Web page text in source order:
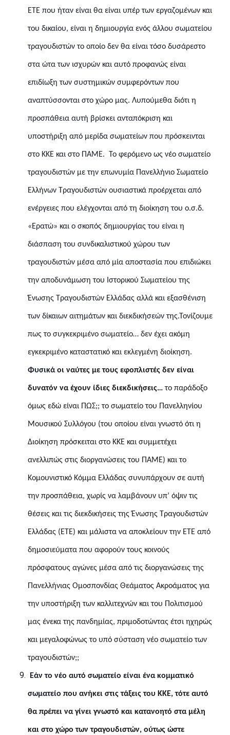
ΕΤΕ που ήταν είναι θα είναι υπέρ των εργαζομένων και
του δικαίου, είναι η δημιουργία ενός άλλου σωματείου
τραγουδιστών το οποίο δεν θα είναι τόσο δυσάρεστο
στα ώτα των ισχυρών και αυτό προφανώς είναι
επιδίωξη των συστημικών συμφερόντων που
αναπτύσσονται στο χώρο μας. Λυπούμεθα διότι η
προσπάθεια αυτή βρίσκει ανταπόκριση και
υποστήριξη από μερίδα σωματείων που πρόσκεινται
στο ΚΚΕ και στο ΠΑΜΕ. Το φερόμενο ως νέο σωματείο
τραγουδιστών με την επωνυμία Πανελλήνιο Σωματείο
Ελλήνων Τραγουδιστών ουσιαστικά προέρχεται από
ενέργειες που ελέγχονται από τη διοίκηση του ο.σ.δ.
«Ερατώ» και ο σκοπός δημιουργίας του είναι η
διάσπαση του συνδικαλιστικού χώρου των
τραγουδιστών μέσα από μία αποστασία που επιδιώκει
την αποδυνάμωση του Ιστορικού Σωματείου της
Ένωσης Τραγουδιστών Ελλάδας αλλά και εξασθένιση
των δίκαιων αιτημάτων και διεκδικήσεών της.Τονίζουμε
πωςτο συγκεκριμένο σωματείο… δεν έχει ακόμη
εγκεκριμένο καταστατικό και εκλεγμένη διοίκηση.
Φυσικάοι ναύτες με τους εφοπλιστές δεν είναι
δυνατόν να έχουν ίδιες διεκδικήσεις…το παράδοξο
όμως εδώ είναι ΠΩΣ;; το σωματείο του Πανελληνίου
Μουσικού Συλλόγου (του οποίου είναι γνωστό ότι η
Διοίκηση πρόσκειται στο ΚΚΕ και συμμετέχει
ανελλιπώς στις διοργανώσεις του ΠΑΜΕ) και το
Κομουνιστικό Κόμμα Ελλάδας συνυπάρχουν σε αυτή
την προσπάθεια, χωρίς να λαμβάνουν υπ’ όψιν τις
θέσεις και τις διεκδικήσεις της Ένωσης Τραγουδιστών
Ελλάδας (ΕΤΕ) και μάλιστα να αποκλείουν την ΕΤΕ από
δημοσιεύματα που αφορούν τους κοινούς
πρόσφατους αγώνες μέσα από τις διοργανώσεις της
Πανελλήνιας Ομοσπονδίας Θεάματος Ακροάματος για
την υποστήριξη των καλλιτεχνών και του Πολιτισμού
μας ένεκα της πανδημίας, πριμοδοτώντας έτσι ηχηρώς
και μεγαλοφώνως το υπό σύσταση νέο σωματείο των
τραγουδιστών;;
Εάν το νέο αυτό σωματείο είναι ένα κομματικό
σωματείο που ανήκει στις τάξεις του ΚΚΕ, τότε αυτό
θα πρέπει να γίνει γνωστό και κατανοητό στα μέλη
και στο χώρο των τραγουδιστών, ούτως ώστε